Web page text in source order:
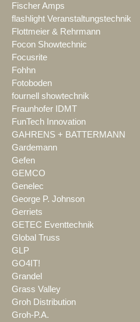
Fischer Amps
flashlight Veranstaltungstechnik
Flottmeier & Rehrmann
Focon Showtechnic
Focusrite
Fohhn
Fotoboden
fournell showtechnik
Fraunhofer IDMT
FunTech Innovation
GAHRENS + BATTERMANN
Gardemann
Gefen
GEMCO
Genelec
George P. Johnson
Gerriets
GETEC Eventtechnik
Global Truss
GLP
GO4IT!
Grandel
Grass Valley
Groh Distribution
Groh-P.A.